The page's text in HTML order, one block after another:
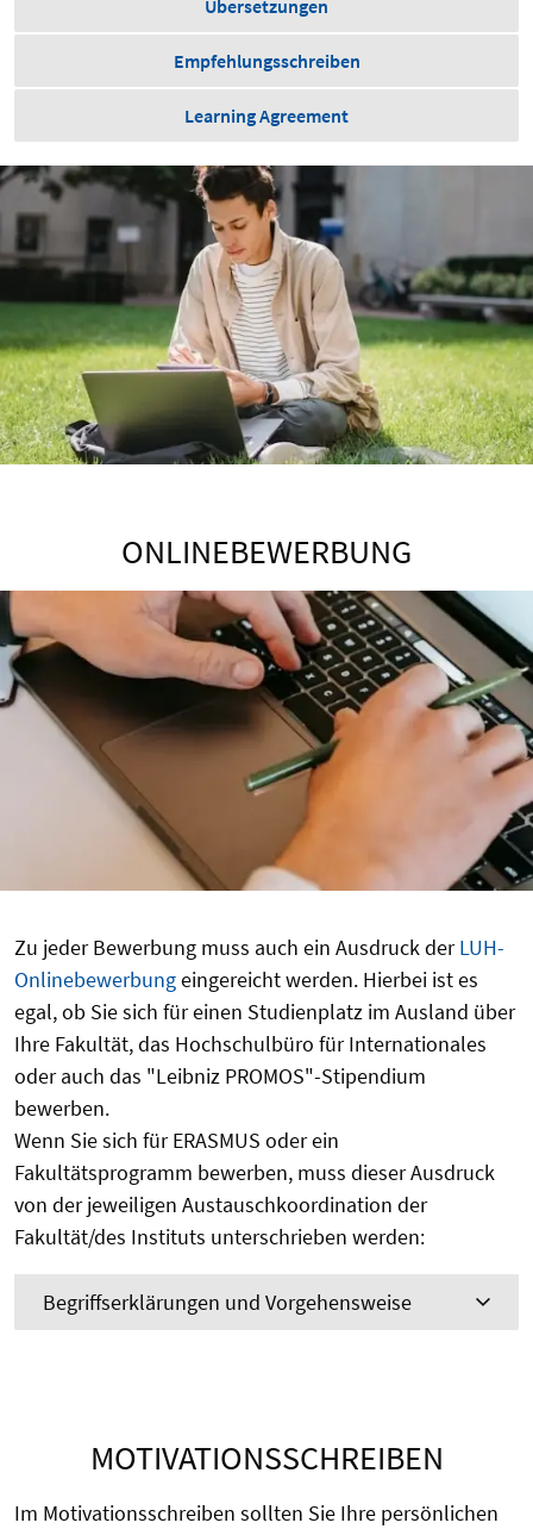
Übersetzungen
Empfehlungsschreiben
Learning Agreement
ONLINEBEWERBUNG
Zu jeder Bewerbung muss auch ein Ausdruck derLUH-
Onlinebewerbungeingereicht werden. Hierbei ist es
egal, ob Sie sich für einen Studienplatz im Ausland über
Ihre Fakultät, das Hochschulbüro für Internationales
oder auch das "Leibniz PROMOS"-Stipendium
bewerben.
Wenn Sie sich für ERASMUS oder ein
Fakultätsprogramm bewerben, muss dieser Ausdruck
von der jeweiligen Austauschkoordination der
Fakultät/des Instituts unterschrieben werden:
Begriffserklärungen und Vorgehensweise
MOTIVATIONSSCHREIBEN
Im Motivationsschreiben sollten Sie Ihre persönlichen